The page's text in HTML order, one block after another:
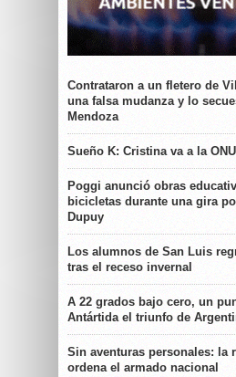
Contrataron a un fletero de
una falsa mudanza y lo
Mendoza
Sueño K: Cristina va a la
Poggi anunció obras
bicicletas durante una gira
Dupuy
Los alumnos de San Luis
tras el receso invernal
A 22 grados bajo cero, un
Antártida el triunfo de
Sin aventuras personales: la
ordena el armado nacional